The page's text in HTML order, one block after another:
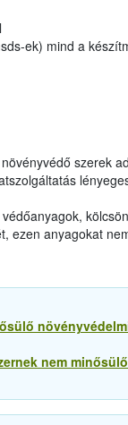
ek) mind a
szerek
ezen anyagokat
nem